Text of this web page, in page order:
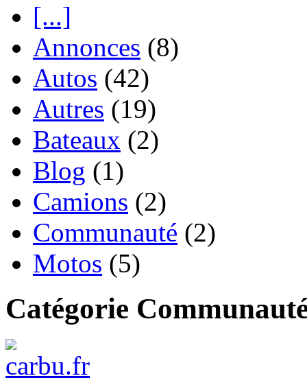
[...]
Annonces (8)
Autos (42)
Autres (19)
Bateaux (2)
Blog (1)
Camions (2)
Communauté (2)
Motos (5)
Catégorie